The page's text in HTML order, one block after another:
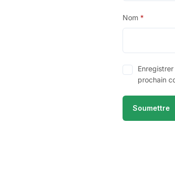
Nom *
prochain